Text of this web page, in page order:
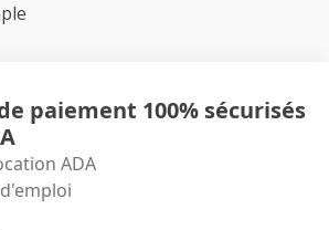
paiement 100% sécurisés
ADA